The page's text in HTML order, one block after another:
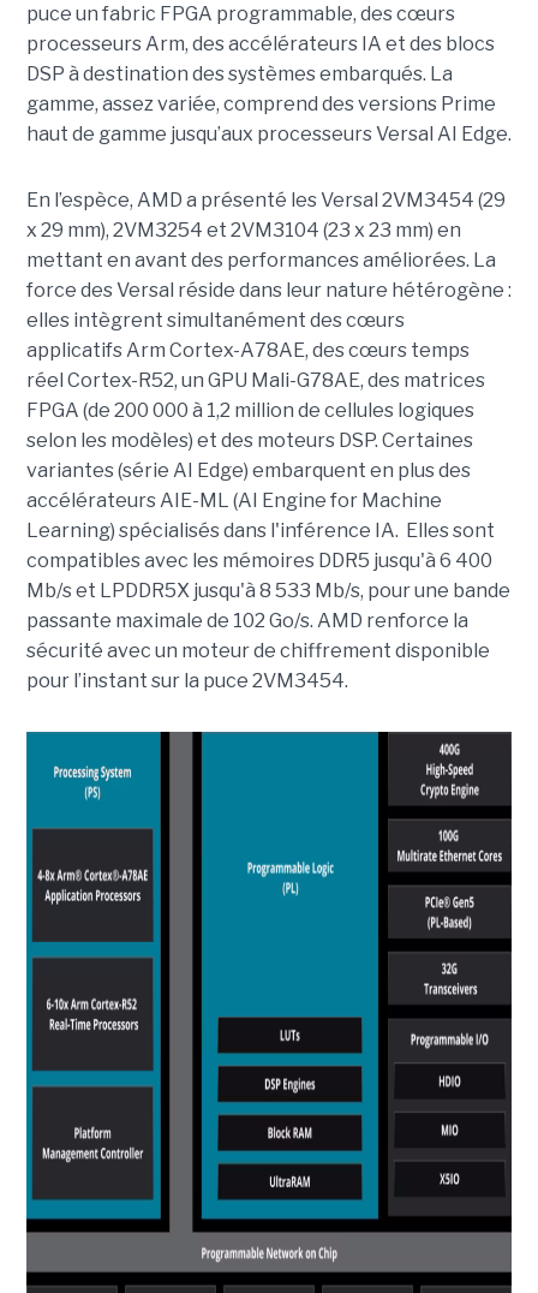
puce un fabric FPGA programmable, des cœurs
processeurs Arm, des accélérateurs IA et des blocs
DSP à destination des systèmes embarqués. La
gamme, assez variée, comprend des versions Prime
haut de gamme jusqu’aux processeurs Versal AI Edge.
En l’espèce, AMD a présenté les Versal 2VM3454 (29
x 29 mm), 2VM3254 et 2VM3104 (23 x 23 mm) en
mettant en avant des performances améliorées. La
force des Versal réside dans leur nature hétérogène :
elles intègrent simultanément des cœurs
applicatifs Arm Cortex-A78AE, des cœurs temps
réel Cortex-R52, un GPU Mali-G78AE, des matrices
FPGA (de 200 000 à 1,2 million de cellules logiques
selon les modèles) et des moteurs DSP. Certaines
variantes (série AI Edge) embarquent en plus des
accélérateurs AIE-ML (AI Engine for Machine
Learning) spécialisés dans l'inférence IA. Elles sont
compatibles avec les mémoires DDR5 jusqu'à 6 400
Mb/s et LPDDR5X jusqu'à 8 533 Mb/s, pour une bande
passante maximale de 102 Go/s. AMD renforce la
sécurité avec un moteur de chiffrement disponible
pour l’instant sur la puce 2VM3454.